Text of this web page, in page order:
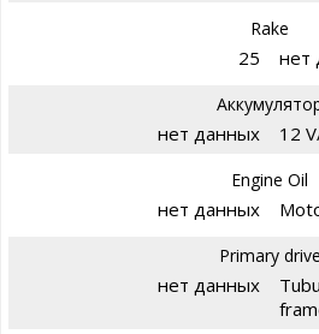
Rake
25 нет
нет данных 12
Engine Oil
нет данных
Primary drive
нет данных